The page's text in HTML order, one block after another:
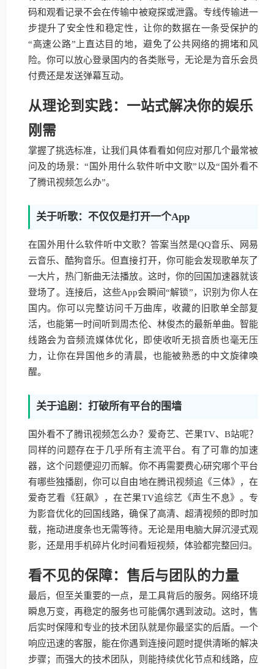
码和观看记录不会在传输中被窥探或泄露。专线传输进一
步提升了安全性和稳定性，让你的数据在一条受保护的
“高速公路”上直达目的地，避免了公共网络的拥堵和风
险。你可以放心登录国内的各类账号，无论是为音乐会员
付费还是发送弹幕互动。
从理论到实践：一站式解决你的娱乐
刚需
掌握了挑选标准，让我们具体看看如何应对那几个最常被
问及的场景：“国外用什么软件听中文歌”以及“国外看不
了腾讯视频怎么办”。
关于听歌：不仅仅是打开一个App
在国外用什么软件听中文歌？答案当然是QQ音乐、网易
云音乐、酷狗音乐。但直接打开，你可能会发现歌单灰了
一大片，热门新曲无法播放。这时，你的回国加速器就该
登场了。连接后，这些App会瞬间“解锁”，识别为你人在
国内。你可以完整访问千万曲库，收藏的旧歌单全部复
活，也能第一时间听到周杰伦、林俊杰的最新单曲。智能
线路会为音频流媒体优化，即使收听无损音质也毫无压
力，让你在异国他乡的清晨，也能被熟悉的中文旋律唤
醒。
关于追剧：打破所有平台的围墙
国外看不了腾讯视频怎么办？爱奇艺、芒果TV、B站呢？
同样的问题存在于几乎所有主流平台。有了可靠的加速
器，这个问题便迎刃而解。你不再需要费心研究哪个平台
有哪些独播剧，你可以自由地在腾讯视频追《三体》，在
爱奇艺看《狂飙》，在芒果TV追综艺《声生不息》。专
为影音优化的回国线路，确保了高清、超清视频的即时加
载，拖动进度条也无需等待。无论是用电脑大屏沉浸式观
影，还是用手机碎片化时间看短视频，体验都完整回归。
看不见的保障：售后与团队的力量
最后，但至关重要的一点，是工具背后的服务。网络环境
瞬息万变，再稳定的服务也可能偶尔遇到波动。这时，售
后实时保障和专业的技术团队就是你最坚实的后盾。一个
响应迅速的客服，能在你遇到连接问题时提供清晰的解决
步骤；而强大的技术团队，则能持续优化节点和线路，应